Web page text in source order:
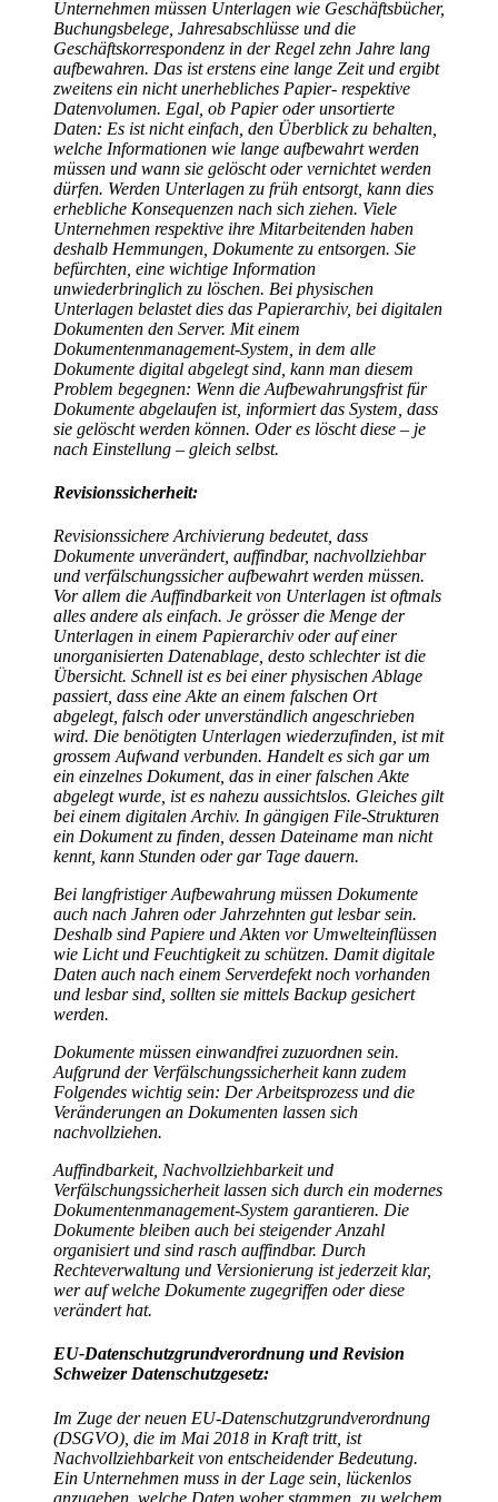
Unternehmen müssen Unterlagen wie Geschäftsbücher,
Buchungsbelege, Jahresabschlüsse und die
Geschäftskorrespondenz in der Regel zehn Jahre lang
aufbewahren. Das ist erstens eine lange Zeit und ergibt
zweitens ein nicht unerhebliches Papier- respektive
Datenvolumen. Egal, ob Papier oder unsortierte
Daten: Es ist nicht einfach, den Überblick zu behalten,
welche Informationen wie lange aufbewahrt werden
müssen und wann sie gelöscht oder vernichtet werden
dürfen. Werden Unterlagen zu früh entsorgt, kann dies
erhebliche Konsequenzen nach sich ziehen. Viele
Unternehmen respektive ihre Mitarbeitenden haben
deshalb Hemmungen, Dokumente zu entsorgen. Sie
befürchten, eine wichtige Information
unwiederbringlich zu löschen. Bei physischen
Unterlagen belastet dies das Papierarchiv, bei digitalen
Dokumenten den Server. Mit einem
Dokumentenmanagement-System, in dem alle
Dokumente digital abgelegt sind, kann man diesem
Problem begegnen: Wenn die Aufbewahrungsfrist für
Dokumente abgelaufen ist, informiert das System, dass
sie gelöscht werden können. Oder es löscht diese – je
nach Einstellung – gleich selbst.
Revisionssicherheit:
Revisionssichere Archivierung bedeutet, dass
Dokumente unverändert, auffindbar, nachvollziehbar
und verfälschungssicher aufbewahrt werden müssen.
Vor allem die Auffindbarkeit von Unterlagen ist oftmals
alles andere als einfach. Je grösser die Menge der
Unterlagen in einem Papierarchiv oder auf einer
unorganisierten Datenablage, desto schlechter ist die
Übersicht. Schnell ist es bei einer physischen Ablage
passiert, dass eine Akte an einem falschen Ort
abgelegt, falsch oder unverständlich angeschrieben
wird. Die benötigten Unterlagen wiederzufinden, ist mit
grossem Aufwand verbunden. Handelt es sich gar um
ein einzelnes Dokument, das in einer falschen Akte
abgelegt wurde, ist es nahezu aussichtslos. Gleiches gilt
bei einem digitalen Archiv. In gängigen File-Strukturen
ein Dokument zu finden, dessen Dateiname man nicht
kennt, kann Stunden oder gar Tage dauern.
Bei langfristiger Aufbewahrung müssen Dokumente
auch nach Jahren oder Jahrzehnten gut lesbar sein.
Deshalb sind Papiere und Akten vor Umwelteinflüssen
wie Licht und Feuchtigkeit zu schützen. Damit digitale
Daten auch nach einem Serverdefekt noch vorhanden
und lesbar sind, sollten sie mittels Backup gesichert
werden.
Dokumente müssen einwandfrei zuzuordnen sein.
Aufgrund der Verfälschungssicherheit kann zudem
Folgendes wichtig sein: Der Arbeitsprozess und die
Veränderungen an Dokumenten lassen sich
nachvollziehen.
Auffindbarkeit, Nachvollziehbarkeit und
Verfälschungssicherheit lassen sich durch ein modernes
Dokumentenmanagement-System garantieren. Die
Dokumente bleiben auch bei steigender Anzahl
organisiert und sind rasch auffindbar. Durch
Rechteverwaltung und Versionierung ist jederzeit klar,
wer auf welche Dokumente zugegriffen oder diese
verändert hat.
EU-Datenschutzgrundverordnung und Revision
Schweizer Datenschutzgesetz:
Im Zuge der neuen EU-Datenschutzgrundverordnung
(DSGVO), die im Mai 2018 in Kraft tritt, ist
Nachvollziehbarkeit von entscheidender Bedeutung.
Ein Unternehmen muss in der Lage sein, lückenlos
anzugeben, welche Daten woher stammen, zu welchem